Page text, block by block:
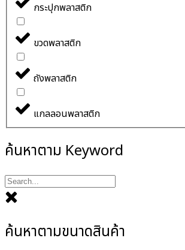
กระปุกพลาสติก
ขวดพลาสติก
ถังพลาสติก
แกลลอนพลาสติก
ค้นหาตาม Keyword
ค้นหาตามขนาดสินค้า